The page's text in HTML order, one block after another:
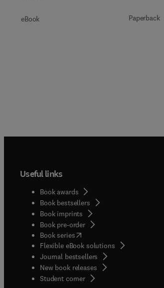
eBook Paperback
Useful links
Book awards
Book bestsellers
Book imprints
Book pre-order
Book series(opens in new tab/window
Flexible eBook solutions
Journal bestsellers
New book releases
Student corner( opens in new tab/window